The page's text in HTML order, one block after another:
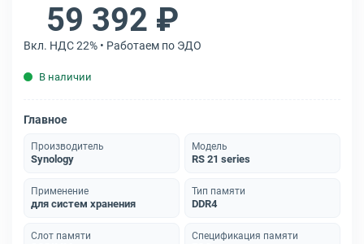
59 392 ₽
Вкл. НДС 22% • Работаем по ЭДО
В наличии
Главное
Производитель
Synology
Модель
RS 21 series
Применение
для систем хранения
Тип памяти
DDR4
Слот памяти Спецификация памяти